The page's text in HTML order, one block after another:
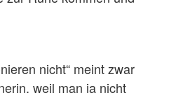
nicht“ meint zwar
weil man ja nicht